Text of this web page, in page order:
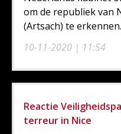
10-11-2020 | 11:54
om de republiek van
(Artsach) te
Reactie
terreur in Nice